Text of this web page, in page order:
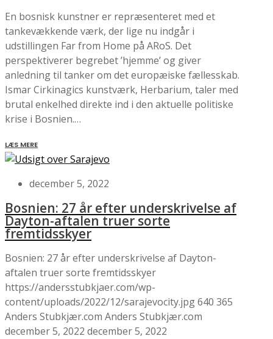
En bosnisk kunstner er repræsenteret med et
tankevækkende værk, der lige nu indgår i
udstillingen Far from Home på ARoS. Det
perspektiverer begrebet ’hjemme’ og giver
anledning til tanker om det europæiske fællesskab.
Ismar Cirkinagics kunstværk, Herbarium, taler med
brutal enkelhed direkte ind i den aktuelle politiske
krise i Bosnien.…
LÆS MERE
december 5, 2022
Bosnien: 27 år efter underskrivelse af
Dayton-aftalen truer sorte
fremtidsskyer
Bosnien: 27 år efter underskrivelse af Dayton-
aftalen truer sorte fremtidsskyer
https://andersstubkjaer.com/wp-
content/uploads/2022/12/sarajevocity.jpg640 365
Anders Stubkjær.com Anders Stubkjær.com
december 5, 2022 december 5, 2022